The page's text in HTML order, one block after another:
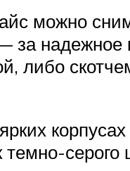
можно
за
либо
серого